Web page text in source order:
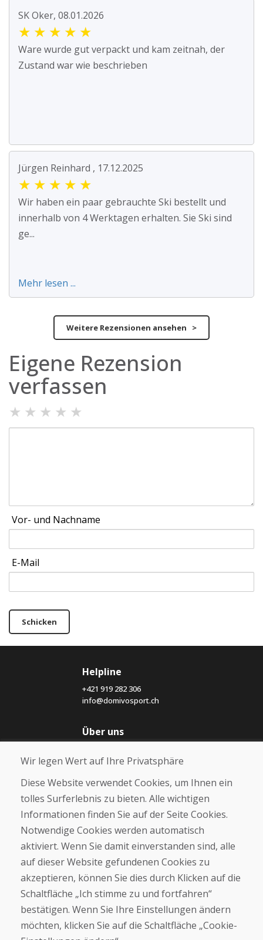
SK Oker, 08.01.2026
★ ★ ★ ★ ★
Ware wurde gut verpackt und kam zeitnah, der
Zustand war wie beschrieben
Jürgen Reinhard , 17.12.2025
★ ★ ★ ★ ★
Wir haben ein paar gebrauchte Ski bestellt und
innerhalb von 4 Werktagen erhalten. Sie Ski sind
ge...
Mehr lesen ...
Weitere Rezensionen ansehen >
Eigene Rezension
verfassen
★ ★ ★ ★ ★
Vor- und Nachname
E-Mail
Schicken
Helpline
+421 919 282 306
info@domivosport.ch
Über uns
Über uns
Kontakt
Kaufen
E-Shop
Geschäftsbedingungen
Zahlung
Beschwerde
Rückgabe und Umtausch von Waren
Cookies
Wir legen Wert auf Ihre Privatsphäre
Diese Website verwendet Cookies, um Ihnen ein
tolles Surferlebnis zu bieten. Alle wichtigen
Informationen finden Sie auf der Seite Cookies.
Notwendige Cookies werden automatisch
aktiviert. Wenn Sie damit einverstanden sind, alle
auf dieser Website gefundenen Cookies zu
akzeptieren, können Sie dies durch Klicken auf die
Schaltfläche „Ich stimme zu und fortfahren“
bestätigen. Wenn Sie Ihre Einstellungen ändern
möchten, klicken Sie auf die Schaltfläche „Cookie-